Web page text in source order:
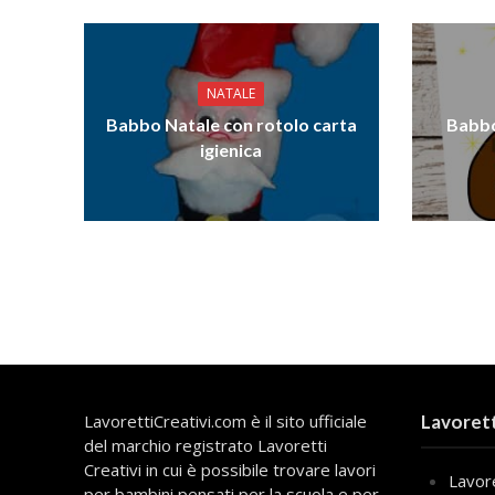
NATALE
Babbo Natale con rotolo carta
igienica
LavorettiCreativi.com è il sito ufficiale
del marchio registrato Lavoretti
Creativi in cui è possibile trovare lavori